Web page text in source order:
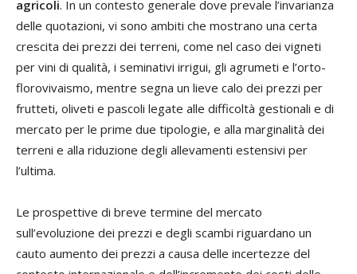
agricoli. In un contesto generale dove prevale l’invarianza
delle quotazioni, vi sono ambiti che mostrano una certa
crescita dei prezzi dei terreni, come nel caso dei vigneti
per vini di qualità, i seminativi irrigui, gli agrumeti e l’orto-
florovivaismo, mentre segna un lieve calo dei prezzi per
frutteti, oliveti e pascoli legate alle difficoltà gestionali e di
mercato per le prime due tipologie, e alla marginalità dei
terreni e alla riduzione degli allevamenti estensivi per
l’ultima.
Le prospettive di breve termine del mercato
sull’evoluzione dei prezzi e degli scambi riguardano un
cauto aumento dei prezzi a causa delle incertezze del